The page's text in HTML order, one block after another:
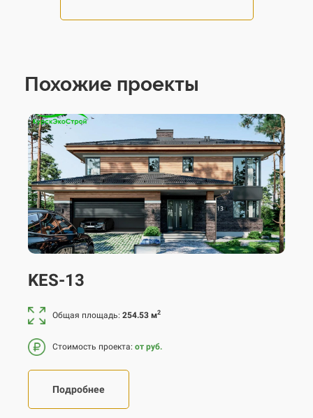
Похожие проекты
KES-13
Общая площадь: 254.53 м2
Стоимость проекта: от руб.
Подробнее